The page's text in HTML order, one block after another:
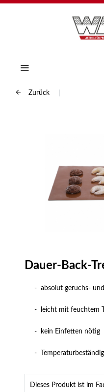
Zurück
Dauer-Back-
- absolut geruchs-
- leicht mit feuchtem
- kein Einfetten nötig
-
Dieses Produkt ist im